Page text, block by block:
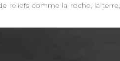
reliefs comme la roche, la terre,